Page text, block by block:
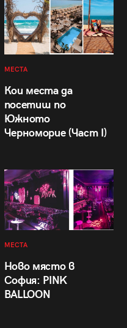
МЕСТА
Кои места да
посетиш по
Южното
Черноморие (Част I)
МЕСТА
Ново място в
София: PINK
BALLOON